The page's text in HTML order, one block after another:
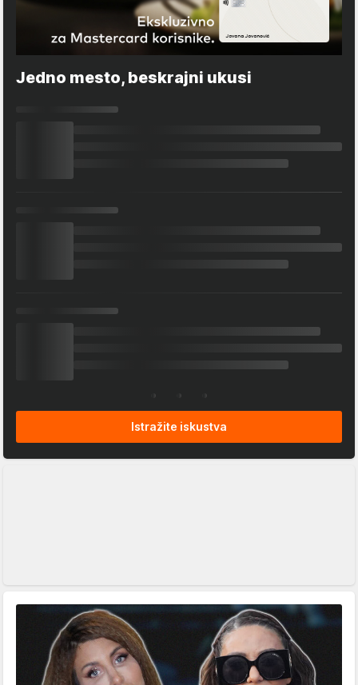
Jedno mesto, beskrajni ukusi
Istražite iskustva